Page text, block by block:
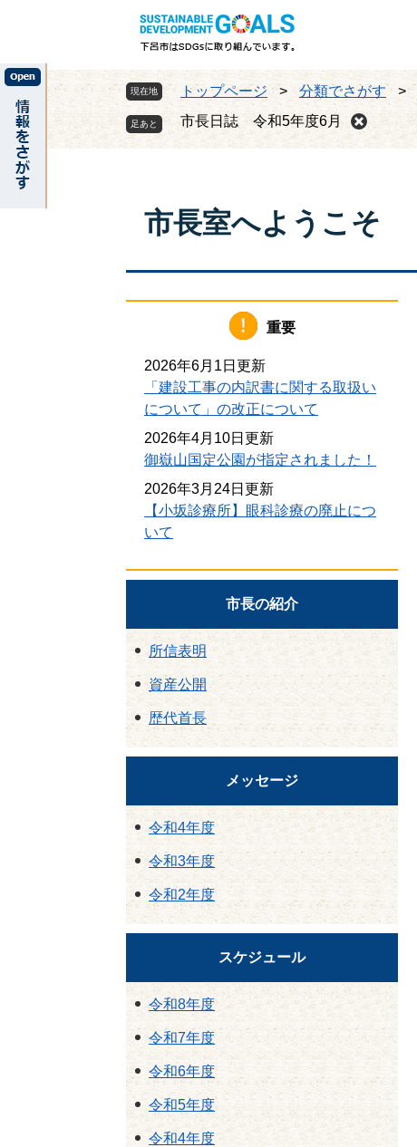
の
ー
現在地 トップページ > 分類でさがす >
市長日誌 令和5年度6月
市長室へようこそ
重要
2026年6月1日更新
「建設工事の内訳書に関する取扱い
について」の改正について
2026年4月10日更新
御嶽山国定公園が指定されました！
2026年3月24日更新
【小坂診療所】眼科診療の廃止につ
いて
市長の紹介
所信表明
資産公開
歴代首長
メッセージ
令和4年度
令和3年度
令和2年度
スケジュール
令和8年度
令和7年度
令和6年度
令和5年度
令和4年度